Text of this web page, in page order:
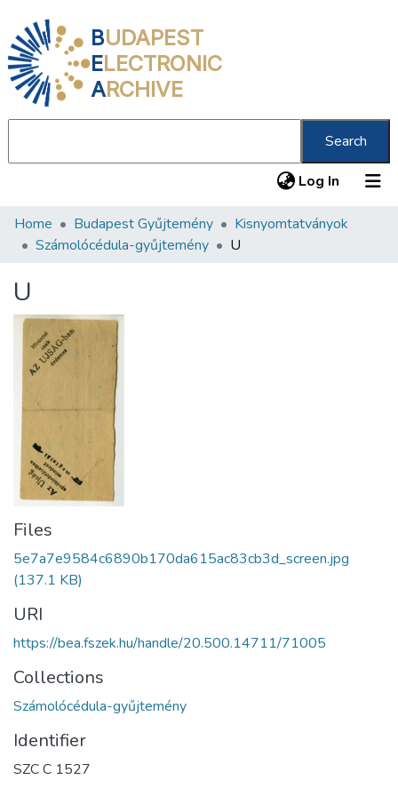
BUDAPEST
ELECTRONIC
ARCHIVE
Search
Log In (current)
Communities & Collections
Statistics
About us
Home Budapest Gyűjtemény
Kisnyomtatványok
Számolócédula-gyűjtemény
U
U
Files
5e7a7e9584c6890b170da615ac83cb3d_screen.jpg
(137.1 KB)
URI
https://bea.fszek.hu/handle/20.500.14711/71005
Collections
Számolócédula-gyűjtemény
Identifier
SZC C 1527